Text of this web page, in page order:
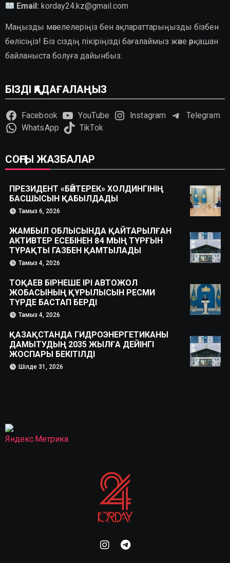
Email: korday24.kz@gmail.com
Маңызды мәселелеріңіз бен ақпараттарыңызды бізбен
бөлісіңіз! Біз сіздің пікіріңізді бағалаймыз және әрқашан
байланыста болуға дайынбыз.
БІЗДІ ҚАДАҒАЛАҢЫЗ
Facebook YouTube Instagram
Telegram
WhatsApp
TikTok
СОҢҒЫ ЖАЗБАЛАР
ПРЕЗИДЕНТ «БӘЙТЕРЕК» ХОЛДИНГІНІҢ
БАСШЫСЫН ҚАБЫЛДАДЫ
Тамыз 6, 2026
ЖАМБЫЛ ОБЛЫСЫНДА ҚАЙТАРЫЛҒАН
АКТИВТЕР ЕСЕБІНЕН 84 МЫҢ ТҰРҒЫН
ТҰРАҚТЫ ГАЗБЕН ҚАМТЫЛАДЫ
Тамыз 4, 2026
ТОҚАЕВ БІРНЕШЕ ІРІ АВТОЖОЛ
ЖОБАСЫНЫҢ ҚҰРЫЛЫСЫН РЕСМИ
ТҮРДЕ БАСТАП БЕРДІ
Тамыз 4, 2026
ҚАЗАҚСТАНДА ГИДРОЭНЕРГЕТИКАНЫ
ДАМЫТУДЫҢ 2035 ЖЫЛҒА ДЕЙІНГІ
ЖОСПАРЫ БЕКІТІЛДІ
Шілде 31, 2026